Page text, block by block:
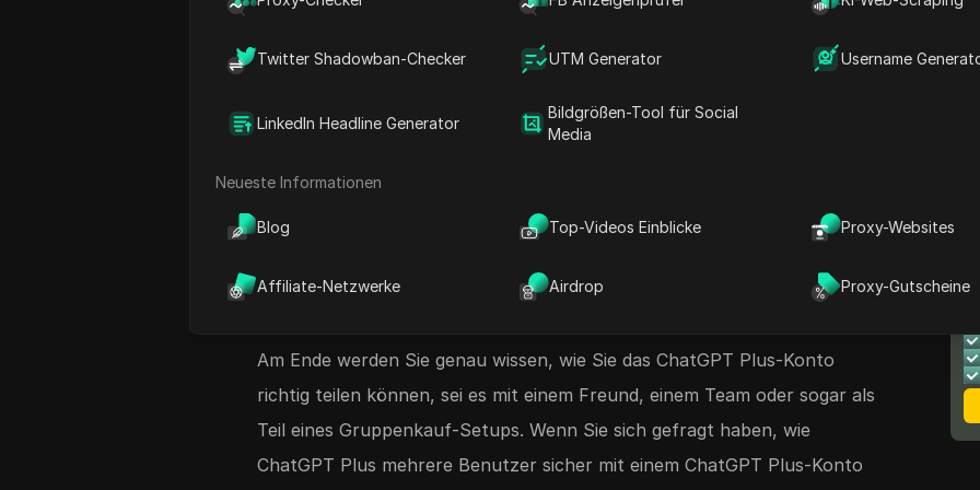
Twitter Shadowban-Checker UTM Generator Username
LinkedIn Headline Generator
Bildgrößen-Tool für Social
Media
Neueste Informationen
Blog Top-Videos Einblicke Proxy-Websites
Affiliate-Netzwerke Airdrop Proxy-Gutscheine
Sie ein ChatGPT Plus-Konto teilen können" immer wieder auftauchen.
Egal, ob Sie auf einen ChatGPT Plus-Rabatt hoffen, sich mit der
Einrichtung von ChatGPT Plus-Freigabekonten befassen oder einfach nur
wissen möchten, wie Sie
können, dieser Leitfaden ist für Sie da. Wir führen Sie durch die
wichtigsten Unterschiede, die Risiken und, was noch wichtiger ist, durch
die intelligenten Möglichkeiten, wie echte Benutzer die ChatGPT Plus-
Am Ende werden Sie genau wissen, wie Sie das ChatGPT Plus-Konto
richtig teilen können, sei es mit einem Freund, einem Team oder sogar als
Teil eines Gruppenkauf-Setups. Wenn Sie sich gefragt haben, wie
ChatGPT Plus mehrere Benutzer sicher mit einem ChatGPT Plus-Konto